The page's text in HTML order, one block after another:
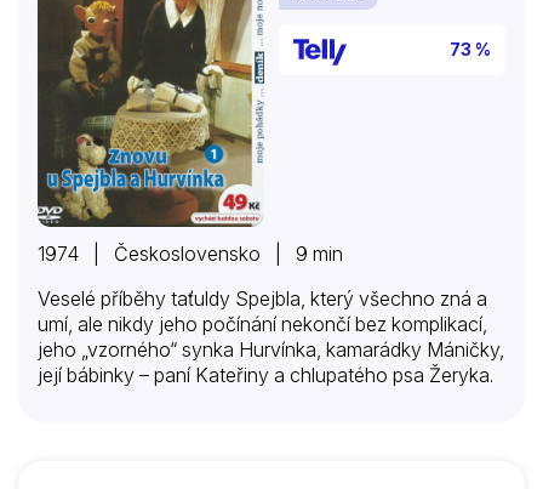
73 %
1974 | Československo | 9 min
Veselé příběhy taťuldy Spejbla, který všechno zná a
umí, ale nikdy jeho počínání nekončí bez komplikací,
jeho „vzorného“ synka Hurvínka, kamarádky Máničky,
její bábinky – paní Kateřiny a chlupatého psa Žeryka.